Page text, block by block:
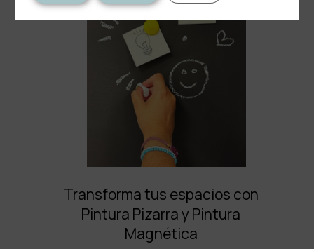
Transforma tus espacios con
Pintura Pizarra y Pintura
Magnética